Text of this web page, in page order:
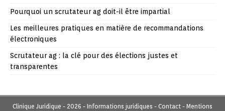
Pourquoi un scrutateur ag doit-il être impartial
Les meilleures pratiques en matière de recommandations
électroniques
Scrutateur ag : la clé pour des élections justes et
transparentes
Clinique Juridique - 2026 - Informations juridiques - Contact - Mentions